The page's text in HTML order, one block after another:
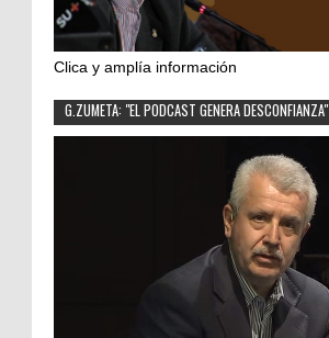
Clica y amplía información
G.ZUMETA: "EL PODCAST GENERA DESCONFIANZA"